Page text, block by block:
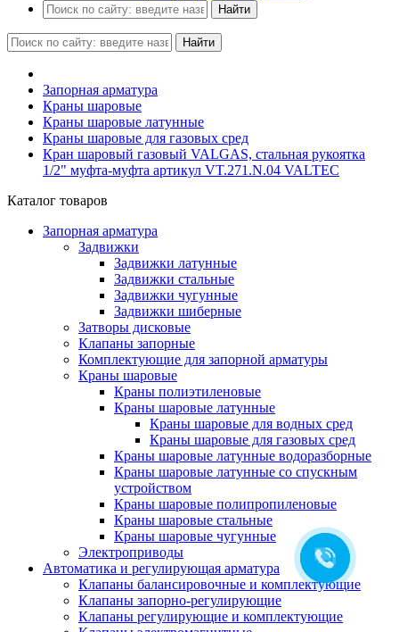
Найти
Найти
Запорная арматура
Краны шаровые
Краны шаровые латунные
Краны шаровые для газовых сред
Кран шаровый газовый VALGAS, стальная рукоятка
1/2" муфта-муфта артикул VT.271.N.04 VALTEC
Каталог товаров
Запорная арматура
Задвижки
Задвижки латунные
Задвижки стальные
Задвижки чугунные
Задвижки шиберные
Затворы дисковые
Клапаны запорные
Комплектующие для запорной арматуры
Краны шаровые
Краны полиэтиленовые
Краны шаровые латунные
Краны шаровые для водных сред
Краны шаровые для газовых сред
Краны шаровые латунные водоразборные
Краны шаровые латунные со спускным
устройством
Краны шаровые полипропиленовые
Краны шаровые стальные
Краны шаровые чугунные
Электроприводы
Автоматика и регулирующая арматура
Клапаны балансировочные и комплектующие
Клапаны запорно-регулирующие
Клапаны регулирующие и комплектующие